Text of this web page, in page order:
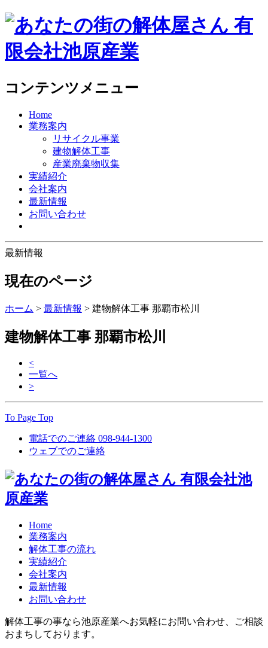
コンテンツメニュー
Home
業務案内
リサイクル事業
建物解体工事
産業廃棄物収集
実績紹介
会社案内
最新情報
お問い合わせ
最新情報
現在のページ
ホーム > 最新情報 > 建物解体工事 那覇市松川
建物解体工事 那覇市松川
<
一覧へ
>
To Page Top
電話でのご連絡 098-944-1300
ウェブでのご連絡
Home
業務案内
解体工事の流れ
実績紹介
会社案内
最新情報
お問い合わせ
解体工事の事なら池原産業へお気軽にお問い合わせ、ご相談
おまちしております。